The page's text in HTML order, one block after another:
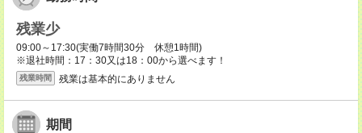
残業少
09:00～17:30(実働7時間30分 休憩1時間)
※退社時間：17：30又は18：00から選べます！
残業時間 残業は基本的にありません
期間